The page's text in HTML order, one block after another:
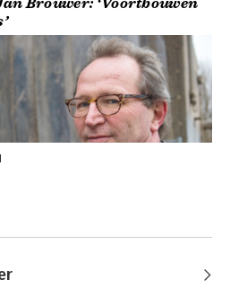
Brouwer: ‘Voortbouwen